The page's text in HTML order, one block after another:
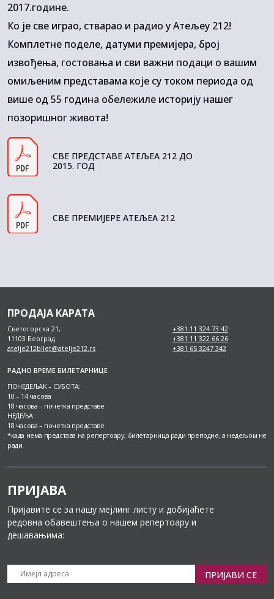
2017.године.
Ко је све играо, стварао и радио у Атељеу 212!
Комплетне поделе, датуми премијера, број
извођења, гостовања и сви важни подаци о вашим
омиљеним представама које су током периода од
више од 55 година обележиле историју нашег
позоришног живота!
СВЕ ПРЕДСТАВЕ АТЕЉЕА 212 ДО
2015. ГОД
СВЕ ПРЕМИЈЕРЕ АТЕЉЕА 212
ПРОДАЈА КАРАТА
Светогорска 21,
11103 Београд
atelje212bilet@atelje212.rs
+381 11 324 73 42
+381 11 322 66 26
+381 65 3247 342
РАДНО ВРЕМЕ БИЛЕТАРНИЦЕ
ПОНЕДЕЉАК – СУБОТА:
10 – 14 часова
18 часова – почетка представе
НЕДЕЉА:
18 часова – почетка представе
*када нема представа на репертоару, билетарница ради преподне, а недељом не
ради.
ПРИЈАВА
Пријавите се за нашу мејлинг листу и добијаћете
редовна обавештења о нашем репертоару и
дешавањима:
ПРИЈАВИ СЕ